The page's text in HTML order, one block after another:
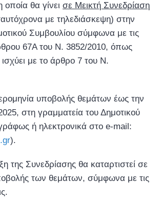
θα γίνει σε Μεικτή Συνεδρίαση
με τηλεδιάσκεψη) στην
Συμβουλίου σύμφωνα με τις
67Α του Ν. 3852/2010, όπως
με το άρθρο 7 του Ν.
υποβολής θεμάτων έως την
στη γραμματεία του Δημοτικού
ή ηλεκτρονικά στο e-mail:
).
της Συνεδρίασης θα καταρτιστεί σε
των θεμάτων, σύμφωνα με τις